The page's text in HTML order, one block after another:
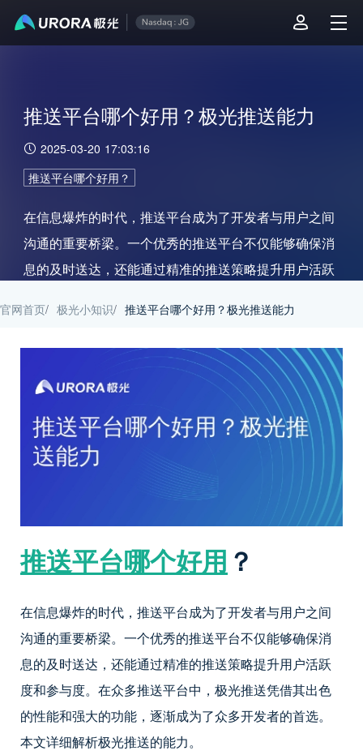
推送平台哪个好用？极光推送能力
2025-03-20 17:03:16
推送平台哪个好用？
在信息爆炸的时代，推送平台成为了开发者与用户之间
沟通的重要桥梁。一个优秀的推送平台不仅能够确保消
息的及时送达，还能通过精准的推送策略提升用户活跃
官网首页/ 极光小知识/ 推送平台哪个好用？极光推送能力
推送平台哪个好用 ？
在信息爆炸的时代，推送平台成为了开发者与用户之间
沟通的重要桥梁。一个优秀的推送平台不仅能够确保消
息的及时送达，还能通过精准的推送策略提升用户活跃
度和参与度。在众多推送平台中，极光推送凭借其出色
的性能和强大的功能，逐渐成为了众多开发者的首选。
本文详细解析极光推送的能力。